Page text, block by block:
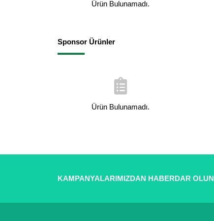
Ürün Bulunamadı.
Sponsor Ürünler
Ürün Bulunamadı.
KAMPANYALARIMIZDAN HABERDAR OLUN